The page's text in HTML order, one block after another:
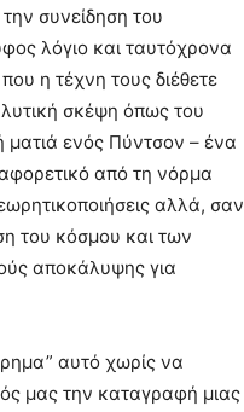
συνείδηση του
λόγιο και ταυτόχρονα
η τέχνη τους διέθετε
σκέψη όπως του
ενός Πύντσον – ένα
από τη νόρμα
αλλά, σαν
του κόσμου και των
αποκάλυψης για
αυτό χωρίς να
μας την καταγραφή μιας